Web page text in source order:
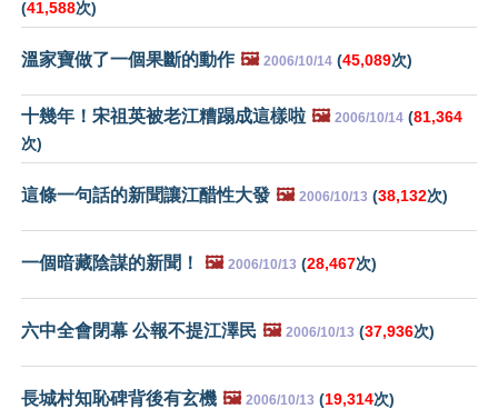
(41,588次)
溫家寶做了一個果斷的動作 🖼️ 2006/10/14 (45,089次)
十幾年！宋祖英被老江糟蹋成這樣啦 🖼️ 2006/10/14 (81,364
次)
這條一句話的新聞讓江醋性大發 🖼️ 2006/10/13 (38,132次)
一個暗藏陰謀的新聞！ 🖼️ 2006/10/13 (28,467次)
六中全會閉幕 公報不提江澤民 🖼️ 2006/10/13 (37,936次)
長城村知恥碑背後有玄機 🖼️ 2006/10/13 (19,314次)